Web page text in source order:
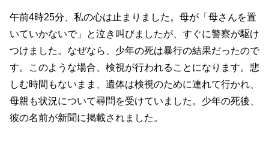
午前4時25分、私の心は止まりました。母が「母さんを置
いていかないで」と泣き叫びましたが、すぐに警察が駆け
つけました。なぜなら、少年の死は暴行の結果だったので
す。このような場合、検視が行われることになります。悲
しむ時間もないまま、遺体は検視のために連れて行かれ、
母親も状況について尋問を受けていました。少年の死後、
彼の名前が新聞に掲載されました。